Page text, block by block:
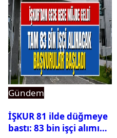
Gündem
İŞKUR 81 ilde düğmeye
bastı: 83 bin işçi alımı